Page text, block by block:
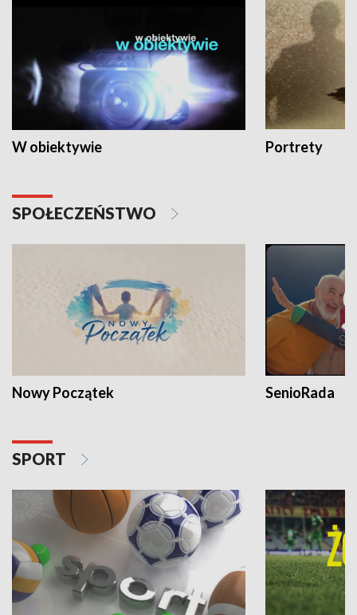
W obiektywie Portrety
SPOŁECZEŃSTWO
Nowy Początek SenioRada
SPORT